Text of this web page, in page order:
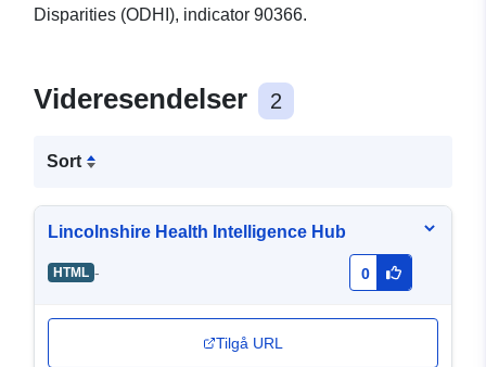
Disparities (ODHI), indicator 90366.
Videresendelser 2
Sort
Lincolnshire Health Intelligence Hub
HTML - 0
Tilgå URL